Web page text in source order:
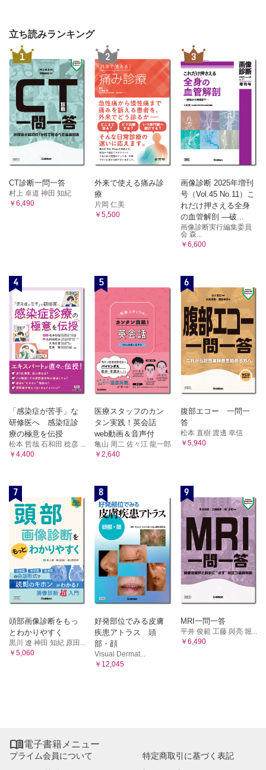
立ち読みランキング
1
CT診断一問一答
村上 卓道 神田 知紀
￥6,490
2
外来で使える痛み診
療
片岡 仁美
￥5,500
3
画像診断 2025年増刊
号（Vol.45 No.11）こ
れだけ押さえる全身
の血管解剖 ―破...
画像診断実行編集委員
会 森...
￥6,600
4
「感染症が苦手」な
研修医へ 感染症診
療の極意を伝授
松本 哲哉 石和田 稔彦 ...
￥4,400
5
医療スタッフのカン
タン実践！英会話
web動画＆音声付
亀山 周二 佐々江 龍一郎
￥2,640
6
腹部エコー 一問一
答
松本 直樹 渡邊 幸信
￥5,940
7
頭部画像診断をもっ
とわかりやすく
黒川 遼 神田 知紀 原田...
￥5,060
8
好発部位でみる皮膚
疾患アトラス 頭
部・顔
Visual Dermat...
￥12,045
9
MRI一問一答
平井 俊範 工藤 與亮 堀...
￥6,490
電子書籍メニュー
プライム会員について
特定商取引に基づく表記